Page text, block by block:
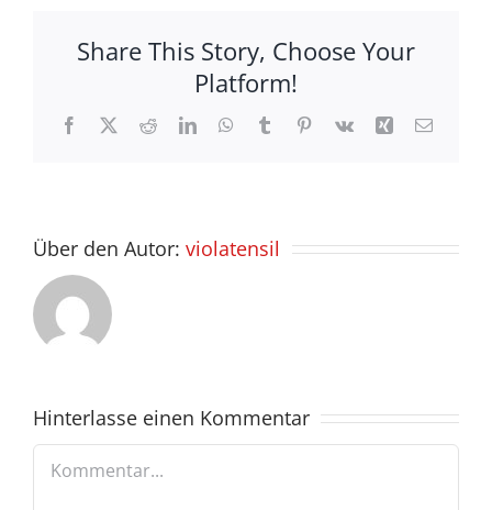
Share This Story, Choose Your
Platform!
Facebook
X RedditLinkedInWhatsApp
TumblrPinterest
Vk Xing E-
Über den Autor: violatensil
Hinterlasse einen Kommentar
Kommentar